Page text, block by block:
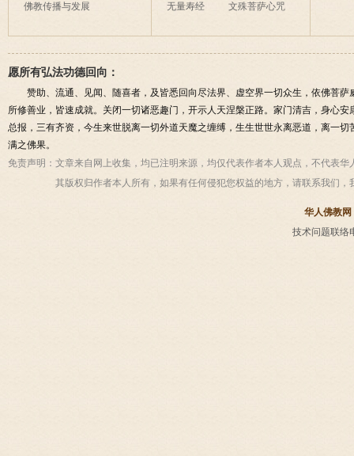
佛教传播与发展
无量寿经
文殊菩萨心咒
愿所有弘法功德回向：
赞助、流通、见闻、随喜者，及皆悉回向尽法界、虚空界一切众生，依佛菩
所修善业，皆速成就。关闭一切诸恶趣门，开示人天涅槃正路。家门清吉，身心
总报，三有齐资，今生来世脱离一切外道天魔之缠缚，生生世世永离恶道，离一
满之佛果。
免责声明： 文章来自网上收集，均已注明来源，均仅代表作者本人观点，不代表
其版权归作者本人所有，如果有任何侵犯您权益的地方，请联系我们，
华人佛教网
技术问题联络